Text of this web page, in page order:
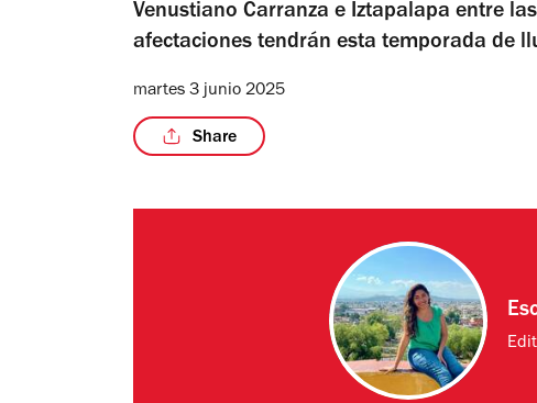
Venustiano Carranza e Iztapalapa entre
afectaciones tendrán esta temporada de
martes 3 junio 2025
Share